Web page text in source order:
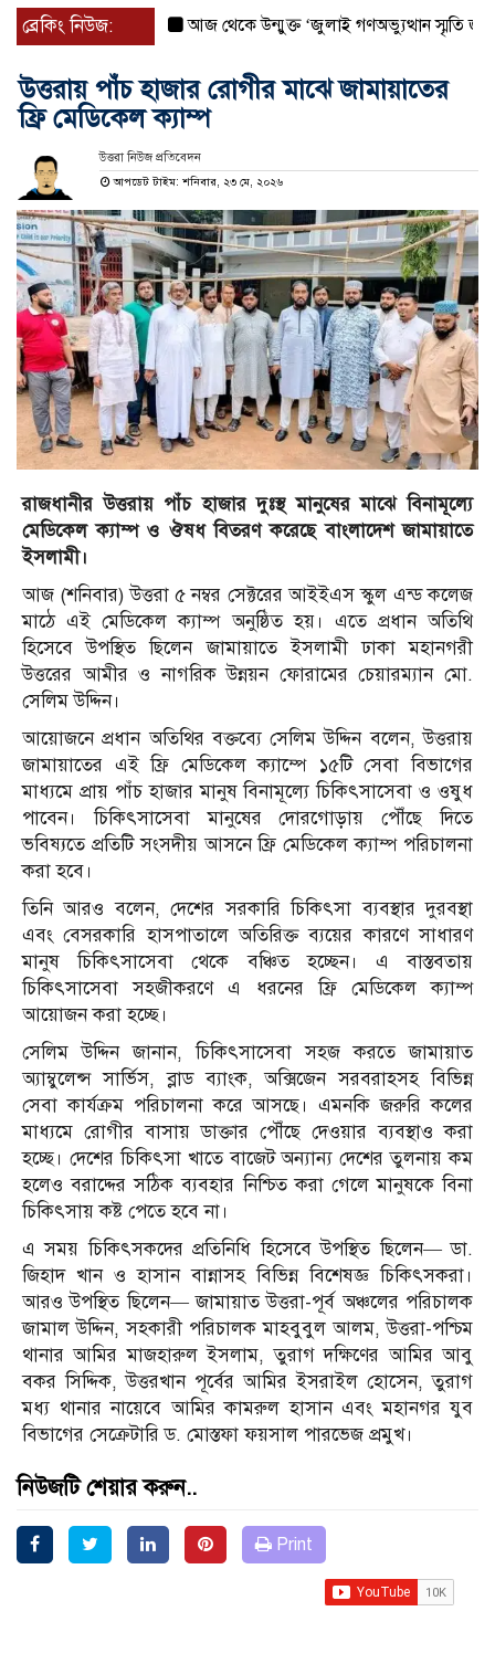
ব্রেকিং নিউজ: আজ থেকে উন্মুক্ত ‘জুলাই গণঅভ্যুত্থান স্মৃতি জাদুঘর
উত্তরায় পাঁচ হাজার রোগীর মাঝে জামায়াতের
ফ্রি মেডিকেল ক্যাম্প
উত্তরা নিউজ প্রতিবেদন
আপডেট টাইম: শনিবার, ২৩ মে, ২০২৬
রাজধানীর উত্তরায় পাঁচ হাজার দুঃস্থ মানুষের মাঝে বিনামূল্যে
মেডিকেল ক্যাম্প ও ঔষধ বিতরণ করেছে বাংলাদেশ জামায়াতে
ইসলামী।
আজ (শনিবার) উত্তরা ৫ নম্বর সেক্টরেরআইইএস স্কুল এন্ড কলেজ
মাঠেএই মেডিকেল ক্যাম্প অনুষ্ঠিত হয়। এতে প্রধান অতিথি
হিসেবে উপস্থিত ছিলেন জামায়াতে ইসলামীঢাকা মহানগরী
উত্তরের আমীর ও নাগরিক উন্নয়ন ফোরামের চেয়ারম্যান মো.
সেলিম উদ্দিন।
আয়োজনে প্রধান অতিথির বক্তব্যে সেলিম উদ্দিন বলেন, উত্তরায়
জামায়াতের এই ফ্রি মেডিকেল ক্যাম্পে ১৫টি সেবা বিভাগের
মাধ্যমে প্রায় পাঁচ হাজার মানুষ বিনামূল্যে চিকিৎসাসেবা ও ওষুধ
পাবেন। চিকিৎসাসেবা মানুষের দোরগোড়ায় পৌঁছে দিতে
ভবিষ্যতে প্রতিটি সংসদীয় আসনে ফ্রি মেডিকেল ক্যাম্প পরিচালনা
করা হবে।
তিনি আরও বলেন, দেশের সরকারি চিকিৎসা ব্যবস্থার দুরবস্থা
এবং বেসরকারি হাসপাতালে অতিরিক্ত ব্যয়ের কারণে সাধারণ
মানুষ চিকিৎসাসেবা থেকে বঞ্চিত হচ্ছেন। এ বাস্তবতায়
চিকিৎসাসেবা সহজীকরণে এ ধরনের ফ্রি মেডিকেল ক্যাম্প
আয়োজন করা হচ্ছে।
সেলিম উদ্দিন জানান, চিকিৎসাসেবা সহজ করতে জামায়াত
অ্যাম্বুলেন্স সার্ভিস, ব্লাড ব্যাংক, অক্সিজেন সরবরাহসহ বিভিন্ন
সেবা কার্যক্রম পরিচালনা করে আসছে। এমনকি জরুরি কলের
মাধ্যমে রোগীর বাসায় ডাক্তার পৌঁছে দেওয়ার ব্যবস্থাও করা
হচ্ছে। দেশের চিকিৎসা খাতে বাজেট অন্যান্য দেশের তুলনায় কম
হলেও বরাদ্দের সঠিক ব্যবহার নিশ্চিত করা গেলে মানুষকে বিনা
চিকিৎসায় কষ্ট পেতে হবে না।
এ সময় চিকিৎসকদের প্রতিনিধি হিসেবে উপস্থিত ছিলেন— ডা.
জিহাদ খান ও হাসান বান্নাসহ বিভিন্ন বিশেষজ্ঞ চিকিৎসকরা।
আরও উপস্থিত ছিলেন— জামায়াত উত্তরা-পূর্ব অঞ্চলের পরিচালক
জামাল উদ্দিন, সহকারী পরিচালক মাহবুবুল আলম, উত্তরা-পশ্চিম
থানার আমির মাজহারুল ইসলাম, তুরাগ দক্ষিণের আমির আবু
বকর সিদ্দিক, উত্তরখান পূর্বের আমির ইসরাইল হোসেন, তুরাগ
মধ্য থানার নায়েবে আমির কামরুল হাসান এবং মহানগর যুব
বিভাগের সেক্রেটারি ড. মোস্তফা ফয়সাল পারভেজ প্রমুখ।
নিউজটি শেয়ার করুন..
Print